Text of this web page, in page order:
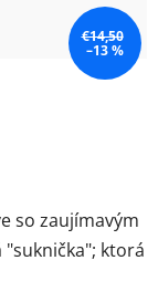
so zaujímavým
ktorá
€14,50
–13 %